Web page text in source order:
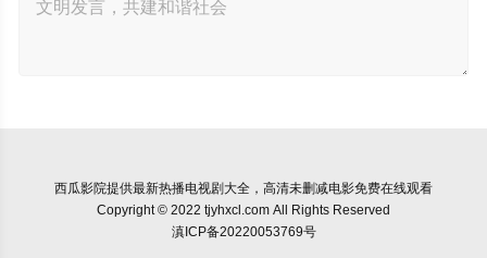
西瓜影院提供最新热播电视剧大全，高清未删减电影免费在线观看
Copyright © 2022 tjyhxcl.com All Rights Reserved
滇ICP备20220053769号